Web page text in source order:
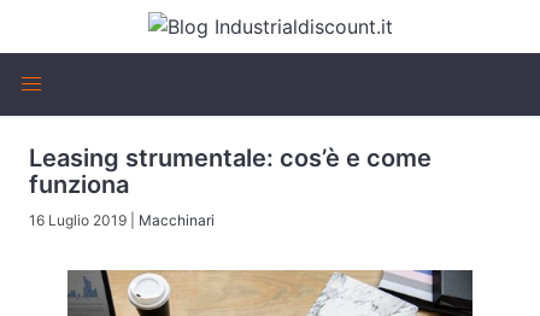
Leasing strumentale: cos’è e come
funziona
16 Luglio 2019 Macchinari